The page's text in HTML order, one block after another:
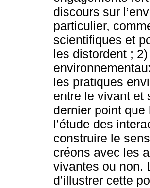
discours sur
particulier,
scientifiques et
les distordent ;
les pratiques
entre le vivant et
dernier point que
l’étude des
construire le
créons avec les
vivantes ou non.
d’illustrer cette